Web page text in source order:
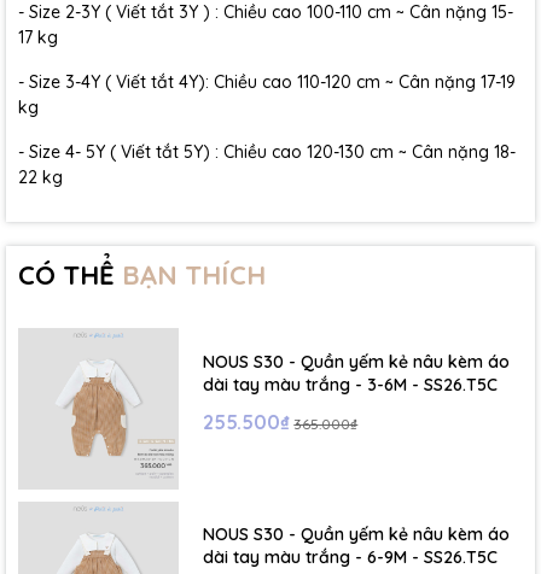
- Size 2-3Y ( Viết tắt 3Y ) : Chiều cao 100-110 cm ~ Cân nặng 15-
17 kg
- Size 3-4Y ( Viết tắt 4Y): Chiều cao 110-120 cm ~ Cân nặng 17-19
kg
- Size 4- 5Y ( Viết tắt 5Y) : Chiều cao 120-130 cm ~ Cân nặng 18-
22 kg
CÓ THỂ BẠN THÍCH
NOUS S30 - Quần yếm kẻ nâu kèm áo
dài tay màu trắng - 3-6M - SS26.T5C
255.500₫ 365.000₫
NOUS S30 - Quần yếm kẻ nâu kèm áo
dài tay màu trắng - 6-9M - SS26.T5C